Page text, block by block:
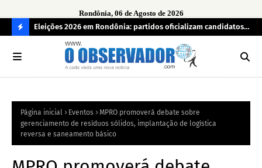
Rondônia, 06 de Agosto de 2026
O
R
A
Eleições 2026 em Rondônia: partidos oficializam candidatos a
deputado estadual, partidos não conseguem formar chapas
completas
Página inicial Eventos
MPRO promoverá debate sobre
gerenciamento de resíduos sólidos, implantação de logística
reversa e saneamento básico